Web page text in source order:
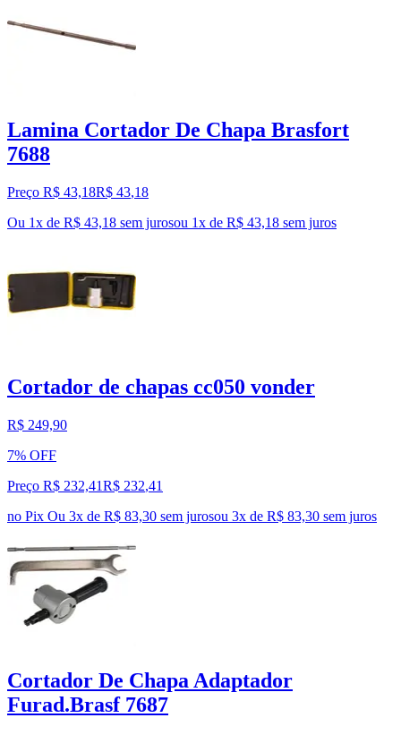
Lamina Cortador De Chapa Brasfort
7688
Preço R$ 43,18R$ 43,18
Ou 1x de R$ 43,18 sem jurosou 1x de R$ 43,18 sem juros
Cortador de chapas cc050 vonder
R$ 249,90
7% OFF
Preço R$ 232,41R$ 232,41
no Pix Ou 3x de R$ 83,30 sem jurosou 3x de R$ 83,30 sem juros
Cortador De Chapa Adaptador
Furad.Brasf 7687